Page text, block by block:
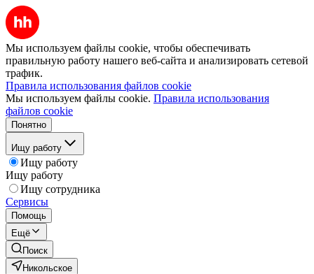
Мы используем файлы cookie, чтобы обеспечивать
правильную работу нашего веб-сайта и анализировать сетевой
трафик.
Правила использования файлов cookie
Мы используем файлы cookie. Правила использования
файлов cookie
Понятно
Ищу работу
Ищу работу
Ищу работу
Ищу сотрудника
Сервисы
Помощь
Ещё
Поиск
Никольское